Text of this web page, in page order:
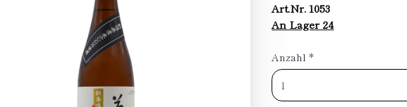
Art.Nr. 1053
An Lager 24
Anzahl *